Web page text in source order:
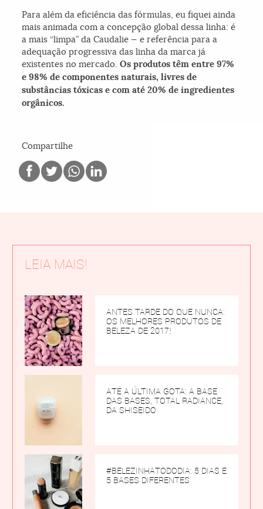
Para além da eficiência das fórmulas, eu fiquei ainda
mais animada com a concepção global dessa linha: é
a mais “limpa” da Caudalie — e referência para a
adequação progressiva das linha da marca já
existentes no mercado.Os produtos têm entre 97%
e 98% de componentes naturais, livres de
substâncias tóxicas e com até 20% de ingredientes
orgânicos.
Compartilhe
LEIA MAIS!
ANTES TARDE DO QUE NUNCA:
OS MELHORES PRODUTOS DE
BELEZA DE 2017!
ATÉ A ÚLTIMA GOTA: A BASE
DAS BASES, TOTAL RADIANCE,
DA SHISEIDO
#BELEZINHATODODIA: 5 DIAS E
5 BASES DIFERENTES